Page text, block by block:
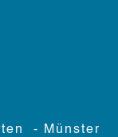
- Münster